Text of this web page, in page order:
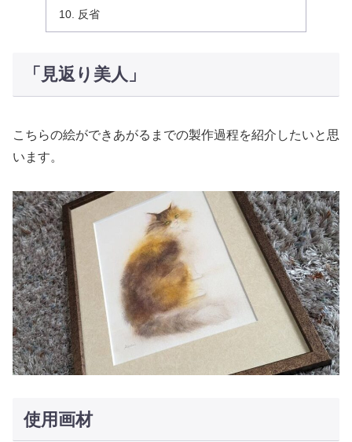
反省
「見返り美人」
こちらの絵ができあがるまでの製作過程を紹介したいと思
います。
使用画材